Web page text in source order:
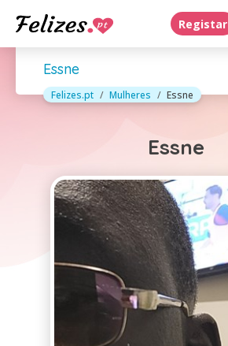
Registar
Essne
Felizes.pt Mulheres Essne
Essne